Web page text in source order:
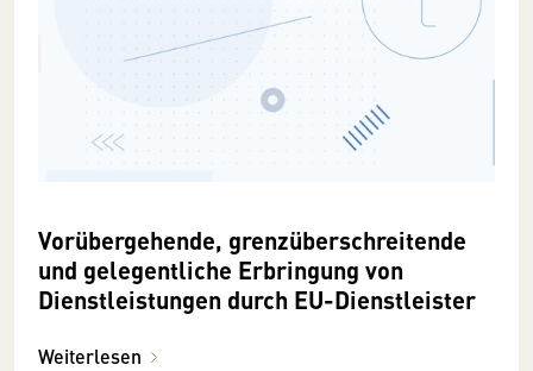
Vorübergehende, grenzüberschreitende
und gelegentliche Erbringung von
Dienstleistungen durch EU-Dienstleister
Weiterlesen